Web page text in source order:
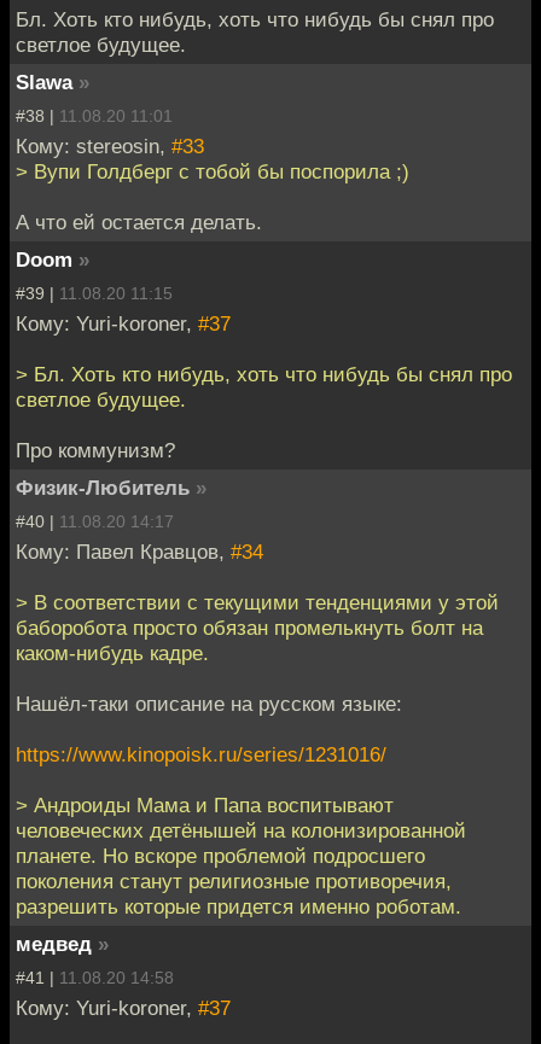
Бл. Хоть кто нибудь, хоть что нибудь бы снял про
светлое будущее.
Slawa »
#38 | 11.08.20 11:01
Кому: stereosin, #33
> Вупи Голдберг с тобой бы поспорила ;)
А что ей остается делать.
Doom »
#39 | 11.08.20 11:15
Кому: Yuri-koroner, #37
> Бл. Хоть кто нибудь, хоть что нибудь бы снял про
светлое будущее.
Про коммунизм?
Физик-Любитель »
#40 | 11.08.20 14:17
Кому: Павел Кравцов, #34
> В соответствии с текущими тенденциями у этой
баборобота просто обязан промелькнуть болт на
каком-нибудь кадре.
Нашёл-таки описание на русском языке:
https://www.kinopoisk.ru/series/1231016/
> Андроиды Мама и Папа воспитывают
человеческих детёнышей на колонизированной
планете. Но вскоре проблемой подросшего
поколения станут религиозные противоречия,
разрешить которые придется именно роботам.
медвед »
#41 | 11.08.20 14:58
Кому: Yuri-koroner, #37